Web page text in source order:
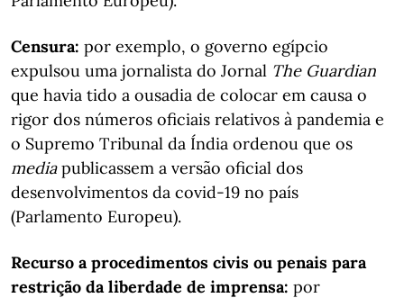
Censura: por exemplo, o governo egípcio
expulsou uma jornalista do Jornal The Guardian
que havia tido a ousadia de colocar em causa o
rigor dos números oficiais relativos à pandemia e
o Supremo Tribunal da Índia ordenou que os
mediapublicassem a versão oficial dos
desenvolvimentos da covid-19 no país
(Parlamento Europeu).
Recurso a procedimentos civis ou penais para
restrição da liberdade de imprensa: por